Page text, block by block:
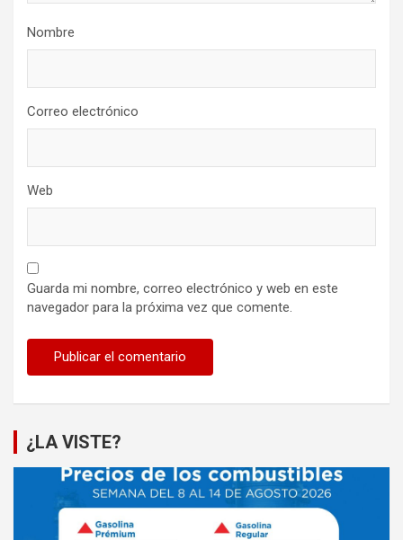
Nombre
Correo electrónico
Web
Guarda mi nombre, correo electrónico y web en este
navegador para la próxima vez que comente.
¿LA VISTE?